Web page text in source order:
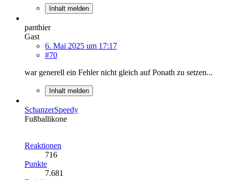
Inhalt melden
panthier
Gast
6. Mai 2025 um 17:17
#70
war generell ein Fehler nicht gleich auf Ponath zu setzen...
Inhalt melden
SchanzerSpeedy
Fußballikone
Reaktionen
716
Punkte
7.681